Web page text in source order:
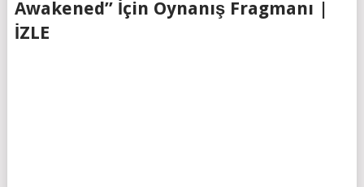
Awakened” İçin Oynanış Fragmanı |
İZLE